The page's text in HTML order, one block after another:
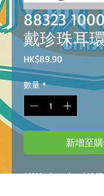
88323
戴珍珠耳
HK$89.90價
格
數量 *
新增至
88323 Barcode：